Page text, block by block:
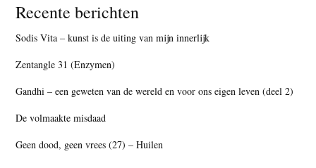
Recente berichten
Sodis Vita – kunst is de uiting van mijn innerlijk
Zentangle 31 (Enzymen)
Gandhi – een geweten van de wereld en voor ons eigen leven (deel 2)
De volmaakte misdaad
Geen dood, geen vrees (27) – Huilen